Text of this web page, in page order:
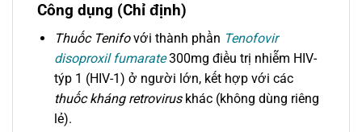
Công dụng (Chỉ định)
Thuốc Tenifovới thành phần Tenofovir
disoproxil fumarate300mg điều trị nhiễm HIV-
týp 1 (HIV-1) ở người lớn, kết hợp với các
thuốc kháng retroviruskhác (không dùng riêng
lẻ).